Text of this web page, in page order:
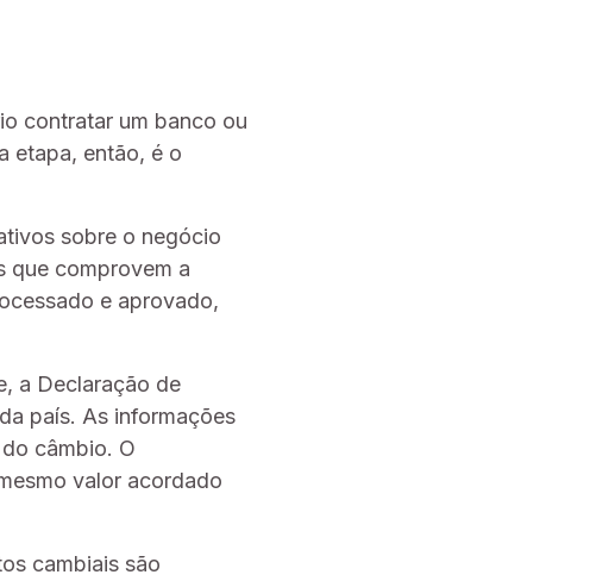
contratar um banco ou
etapa, então, é o
sobre o negócio
que comprovem a
e aprovado,
a Declaração de
país. As informações
câmbio. O
valor acordado
cambiais são